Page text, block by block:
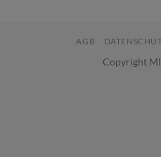
AGB
Copyright